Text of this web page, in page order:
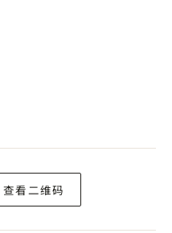
查看二维码